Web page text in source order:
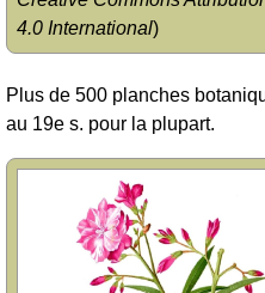
4.0 International)
Plus de 500 planches
au 19e s. pour la plupart.